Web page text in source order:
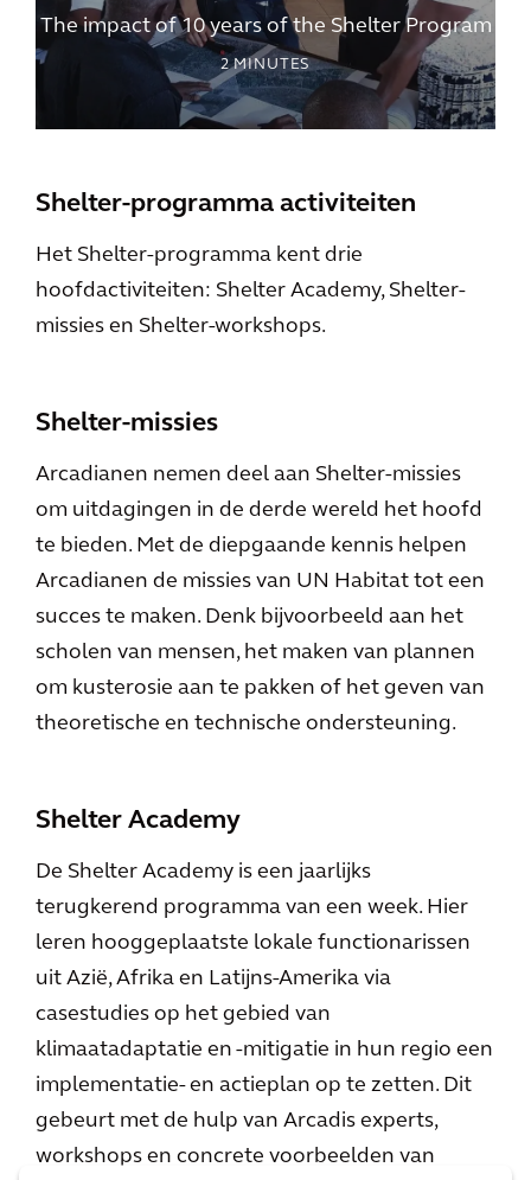
The impact of 10 years of the Shelter Program
2MINUTES
Shelter-programma activiteiten
Het Shelter-programma kent drie
hoofdactiviteiten: Shelter Academy, Shelter-
missies en Shelter-workshops.
Shelter-missies
Arcadianen nemen deel aan Shelter-missies
om uitdagingen in de derde wereld het hoofd
te bieden. Met de diepgaande kennis helpen
Arcadianen de missies van UN Habitat tot een
succes te maken. Denk bijvoorbeeld aan het
scholen van mensen, het maken van plannen
om kusterosie aan te pakken of het geven van
theoretische en technische ondersteuning.
Shelter Academy
De Shelter Academy is een jaarlijks
terugkerend programma van een week. Hier
leren hooggeplaatste lokale functionarissen
uit Azië, Afrika en Latijns-Amerika via
casestudies op het gebied van
klimaatadaptatie en -mitigatie in hun regio een
implementatie- en actieplan op te zetten. Dit
gebeurt met de hulp van Arcadis experts,
workshops en concrete voorbeelden van